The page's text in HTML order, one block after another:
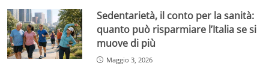
Sedentarietà, il conto per la sanità:
quanto può risparmiare l’Italia se si
muove di più
Maggio 3, 2026